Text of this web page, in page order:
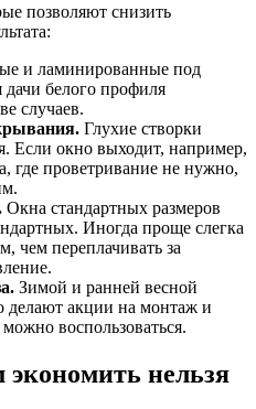
позволяют снизить
и ламинированные под
белого профиля
случаев.
Глухие створки
Если окно выходит, например,
где проветривание не нужно,
Окна стандартных размеров
Иногда проще слегка
чем переплачивать за
Зимой и ранней весной
делают акции на монтаж и
воспользоваться.
нельзя